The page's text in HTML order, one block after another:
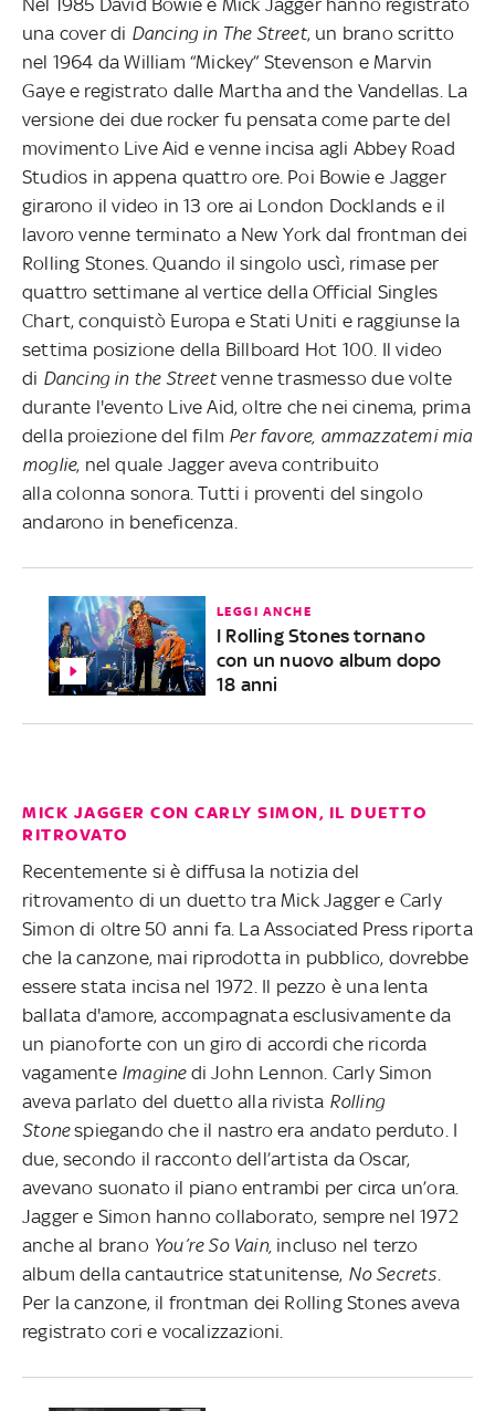
una cover di Dancing in The Street, un brano scritto
nel 1964 da William “Mickey” Stevenson e Marvin
Gaye e registrato dalle Martha and the Vandellas. La
versione dei due rocker fu pensata come parte del
movimento Live Aid e venne incisa agli Abbey Road
Studios in appena quattro ore. Poi Bowie e Jagger
girarono il video in 13 ore ai London Docklands e il
lavoro venne terminato a New York dal frontman dei
Rolling Stones. Quando il singolo uscì, rimase per
quattro settimane al vertice della Official Singles
Chart, conquistò Europa e Stati Uniti e raggiunse la
settima posizione della Billboard Hot 100. Il video
di Dancing in the Streetvenne trasmesso due volte
durante l'evento Live Aid, oltre che nei cinema, prima
della proiezione del film Per favore, ammazzatemi mia
moglie, nel quale Jagger aveva contribuito
alla colonna sonora. Tutti i proventi del singolo
andarono in beneficenza.
LEGGI ANCHE
I Rolling Stones tornano
con un nuovo album dopo
18 anni
MICK JAGGER CON CARLY SIMON, IL DUETTO
RITROVATO
Recentemente si è diffusa la notizia del
ritrovamento di un duetto tra Mick Jagger e Carly
Simon di oltre 50 anni fa. La Associated Press riporta
che la canzone, mai riprodotta in pubblico, dovrebbe
essere stata incisa nel 1972. Il pezzo è una lenta
ballata d'amore, accompagnata esclusivamente da
un pianoforte con un giro di accordi che ricorda
vagamente Imagine di John Lennon. Carly Simon
aveva parlato del duetto alla rivista Rolling
Stonespiegando che il nastro era andato perduto. I
due, secondo il racconto dell’artista da Oscar,
avevano suonato il piano entrambi per circa un’ora.
Jagger e Simon hanno collaborato, sempre nel 1972
anche al brano You’re So Vain, incluso nel terzo
album della cantautrice statunitense, No Secrets
Per la canzone, il frontman dei Rolling Stones aveva
registrato cori e vocalizzazioni.